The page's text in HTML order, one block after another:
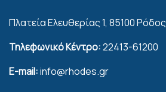
Πλατεία Ελευθερίας 1, 85100 Ρόδος
Τηλεφωνικό Κέντρο:22413-61200
E-mail:info@rhodes.gr